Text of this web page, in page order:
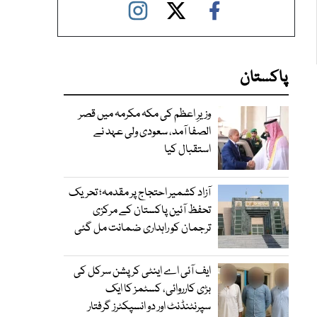
پاکستان
وزیرِ اعظم کی مکہ مکرمہ میں قصر
الصفا آمد، سعودی ولی عہد نے
استقبال کیا
آزاد کشمیر احتجاج پر مقدمہ؛ تحریک
تحفظ آئین پاکستان کے مرکزی
ترجمان کو راہداری ضمانت مل گئی
ایف آئی اے اینٹی کرپشن سرکل کی
بڑی کارروائی، کسٹمز کا ایک
سپرنٹنڈنٹ اور دو انسپکٹرز گرفتار